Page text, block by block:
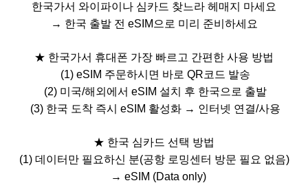
한국가서 와이파이나 심카드 찾느라 헤매지 마세요
→ 한국 출발 전 eSIM 으로 미리 준비하세요
★ 한국가서 휴대폰 가장 빠르고 간편한 사용 방법
(1) eSIM 주문하시면 바로 QR코드 발송
(2) 미국/해외에서 eSIM 설치 후 한국으로 출발
(3) 한국 도착 즉시 eSIM 활성화 → 인터넷 연결/사용
★ 한국 심카드 선택 방법
(1) 데이터만 필요하신 분(공항 로밍센터 방문 필요 없음)
→ eSIM (Data only)